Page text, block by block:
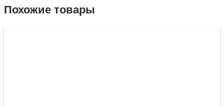
Похожие товары